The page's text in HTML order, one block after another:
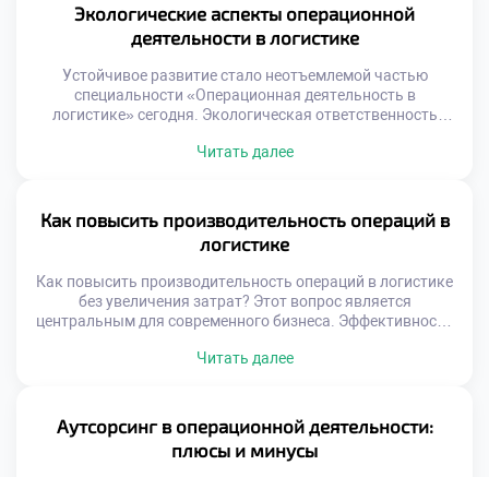
ожиданиям клиента и стандартам. Это не просто
отсутствие брака, а предсказуемость каждого этапа
работы. Системный […]
Экологические аспекты операционной
деятельности в логистике
Устойчивое развитие стало неотъемлемой частью
специальности «Операционная деятельность в
логистике» сегодня. Экологическая ответственность
цепями поставок. Зеленая логистика перестала быть
влияют на состояние окружающей среды. Специалист
обязан учитывать экологические факторы при
планировании работы. Регуляторное давление и запрос
общества меняют правила игры. Компании […]
Читать далее
Как повысить производительность операций в
логистике
Как повысить производительность операций в логистике
без увеличения затрат? Этот вопрос является
центральным для современного бизнеса. Эффективность
компании на рынке. Рост объемов не должен вести к
Выпускники должны уметь находить скрытые резервы
эффективности. Именно этот навык отличает
профессионала от простого исполнителя. […]
Читать далее
Аутсорсинг в операционной деятельности:
плюсы и минусы